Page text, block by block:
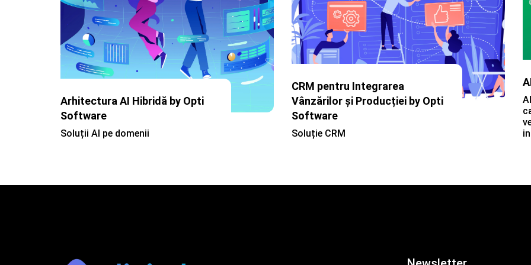
Vânzărilor și Producției by Opti
Software
Soluție CRM
AI Sales by Opti Software
AI Sales este o arhitectura hibrida
care transforma sistemele ERP
vechi (legacy) in motoare de vanzari
inteligente.